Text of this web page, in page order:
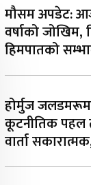
मौसम अपडेट:
वर्षाको जोखिम,
हिमपातको
होर्मुज
कूटनीतिक पहल
वार्ता